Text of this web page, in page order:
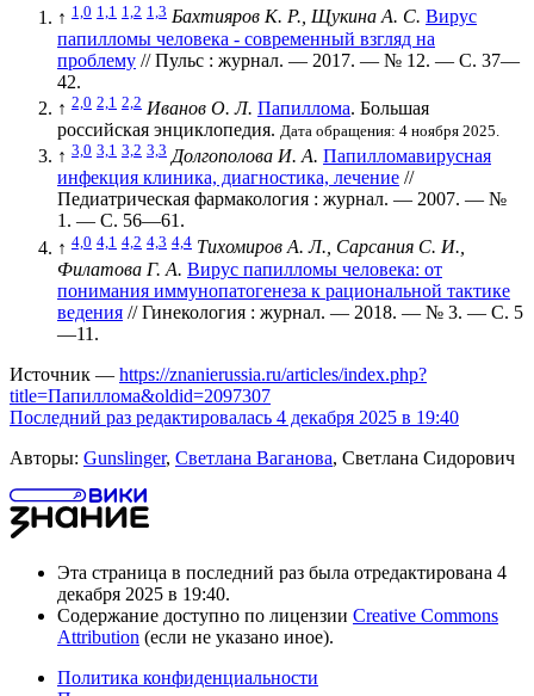
↑ 1,0 1,1 1,2 1,3 Бахтияров К. Р., Щукина А. С. Вирус
папилломы человека - современный взгляд на
проблему // Пульс : журнал. — 2017. — № 12. — С. 37—
42.
↑ 2,0 2,1 2,2 Иванов О. Л. Папиллома. Большая
российская энциклопедия. Дата обращения: 4 ноября 2025.
↑ 3,0 3,1 3,2 3,3 Долгополова И. А. Папилломавирусная
инфекция клиника, диагностика, лечение //
Педиатрическая фармакология : журнал. — 2007. — №
1. — С. 56—61.
↑ 4,0 4,1 4,2 4,3 4,4 Тихомиров А. Л., Сарсания С. И.,
Филатова Г. А. Вирус папилломы человека: от
понимания иммунопатогенеза к рациональной тактике
ведения // Гинекология : журнал. — 2018. — № 3. — С. 5
—11 .
Источник — https://znanierussia.ru/articles/index.php?
title=Папиллома&oldid=2097307
Последний раз редактировалась 4 декабря 2025 в 19:40
Авторы: Gunslinger, Светлана Ваганова, Светлана Сидорович
Эта страница в последний раз была отредактирована 4
декабря 2025 в 19:40.
Содержание доступно по лицензии Creative Commons
Attribution (если не указано иное).
Политика конфиденциальности